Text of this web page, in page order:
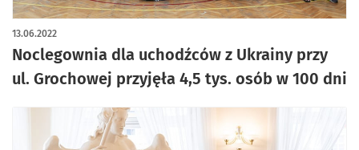
Noclegownia dla uchodźców z Ukrainy przy
ul. Grochowej przyjęła 4,5 tys. osób w 100 dni
13.06.2022
artykuł z galerią zdjęć